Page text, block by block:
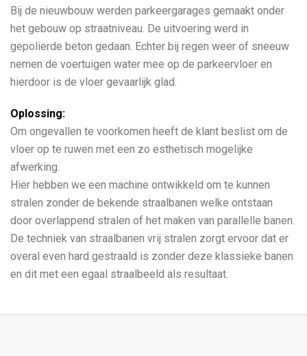
Bij de nieuwbouw werden parkeergarages gemaakt onder
het gebouw op straatniveau. De uitvoering werd in
gepolierde beton gedaan. Echter bij regen weer of sneeuw
nemen de voertuigen water mee op de parkeervloer en
hierdoor is de vloer gevaarlijk glad.
Oplossing:
Om ongevallen te voorkomen heeft de klant beslist om de
vloer op te ruwen met een zo esthetisch mogelijke
afwerking.
Hier hebben we een machine ontwikkeld om te kunnen
stralen zonder de bekende straalbanen welke ontstaan
door overlappend stralen of het maken van parallelle banen.
De techniek van straalbanen vrij stralen zorgt ervoor dat er
overal even hard gestraald is zonder deze klassieke banen
en dit met een egaal straalbeeld als resultaat.